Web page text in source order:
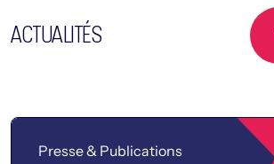
ACTUALITÉS
Presse & Publications